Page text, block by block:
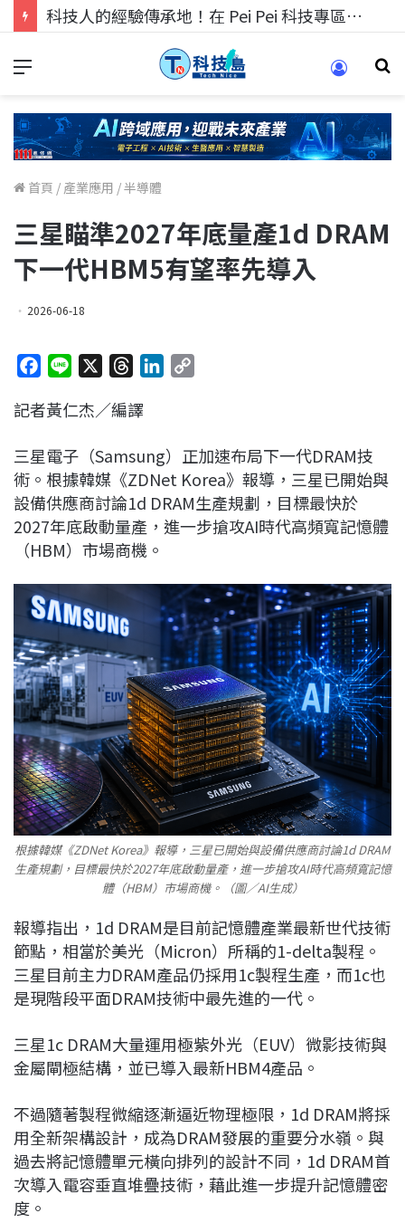
科技人的經驗傳承地！在 Pei Pei 科技專區，與學弟妹交流最硬核的技術
首頁 / 產業應用 /半導體
三星瞄準2027年底量產1d DRAM
下一代HBM5有望率先導入
2026-06-18
c
b
o
o
k
n
r
a
d
s
e
d
I
n
L
i
n
k
記者黃仁杰／編譯
三星電子（Samsung）正加速布局下一代DRAM技
術。根據韓媒《ZDNet Korea》報導，三星已開始與
設備供應商討論1d DRAM生產規劃，目標最快於
2027年底啟動量產，進一步搶攻AI時代高頻寬記憶體
（HBM）市場商機。
根據韓媒《ZDNet Korea》報導，三星已開始與設備供應商討論1d DRAM
生產規劃，目標最快於2027年底啟動量產，進一步搶攻AI時代高頻寬記憶
體（HBM）市場商機。（圖／AI生成）
報導指出，1d DRAM是目前記憶體產業最新世代技術
節點，相當於美光（Micron）所稱的1-delta製程。
三星目前主力DRAM產品仍採用1c製程生產，而1c也
是現階段平面DRAM技術中最先進的一代。
三星1c DRAM大量運用極紫外光（EUV）微影技術與
金屬閘極結構，並已導入最新HBM4產品。
不過隨著製程微縮逐漸逼近物理極限，1d DRAM將採
用全新架構設計，成為DRAM發展的重要分水嶺。與
過去將記憶體單元橫向排列的設計不同，1d DRAM首
次導入電容垂直堆疊技術，藉此進一步提升記憶體密
度。